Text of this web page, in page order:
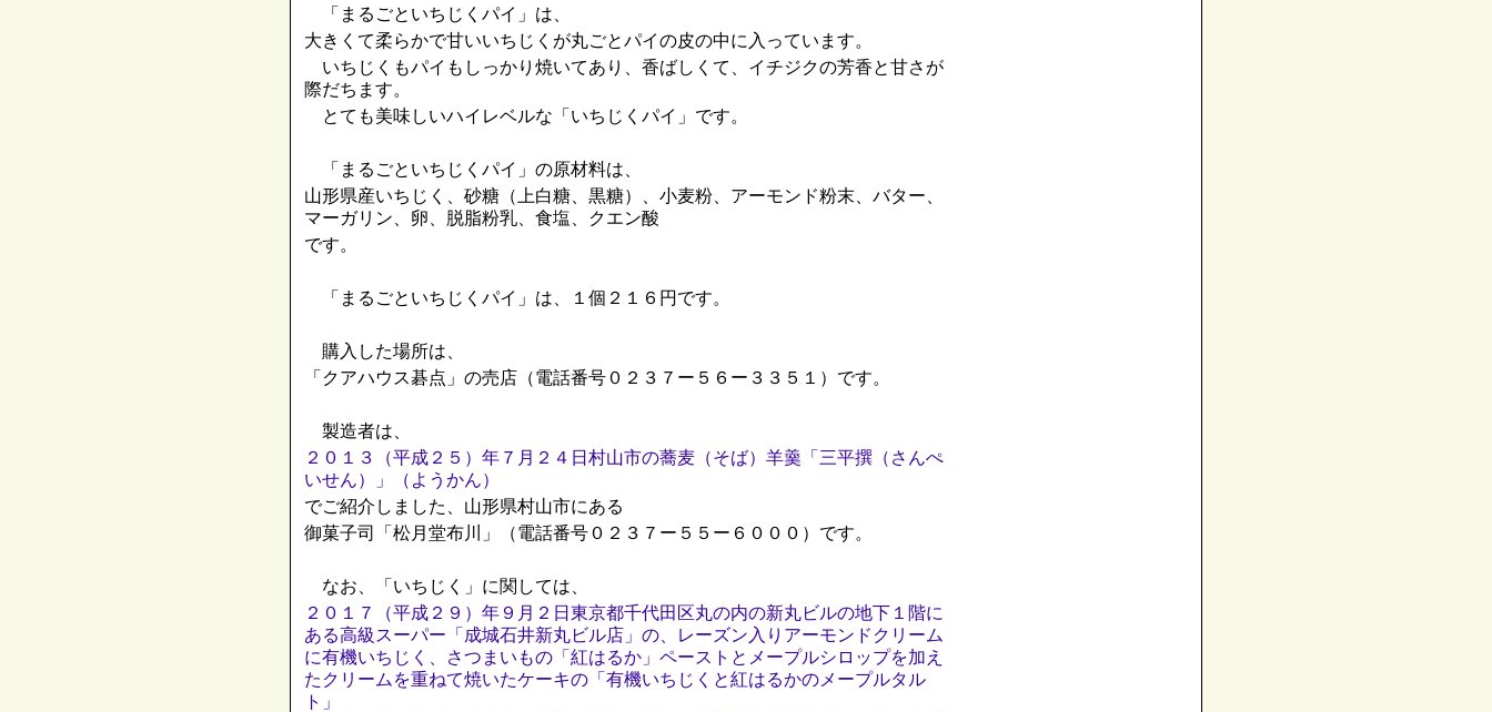
「まるごといちじくパイ」は、
大きくて柔らかで甘いいちじくが丸ごとパイの皮の中に入っています。
いちじくもパイもしっかり焼いてあり、香ばしくて、イチジクの芳香と甘さが
際だちます。
とても美味しいハイレベルな「いちじくパイ」です。
「まるごといちじくパイ」の原材料は、
山形県産いちじく、砂糖（上白糖、黒糖）、小麦粉、アーモンド粉末、バター、
マーガリン、卵、脱脂粉乳、食塩、クエン酸
です。
「まるごといちじくパイ」は、１個２１６円です。
購入した場所は、
「クアハウス碁点」の売店（電話番号０２３７ー５６ー３３５１）です。
製造者は、
２０１３（平成２５）年７月２４日村山市の蕎麦（そば）羊羹「三平撰（さんぺ
いせん）」（ようかん）
でご紹介しました、山形県村山市にある
御菓子司「松月堂布川」（電話番号０２３７ー５５ー６０００）です。
なお、「いちじく」に関しては、
２０１７（平成２９）年９月２日東京都千代田区丸の内の新丸ビルの地下１階に
ある高級スーパー「成城石井新丸ビル店」の、レーズン入りアーモンドクリーム
に有機いちじく、さつまいもの「紅はるか」ペーストとメープルシロップを加え
たクリームを重ねて焼いたケーキの「有機いちじくと紅はるかのメープルタル
ト」